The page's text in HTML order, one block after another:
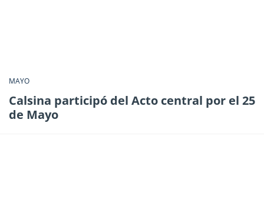
MAYO
Calsina participó del Acto central por el 25
de Mayo